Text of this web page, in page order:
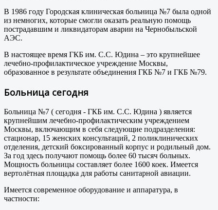
В 1986 году Городская клиническая больница №7 была одной
из немногих, которые смогли оказать реальную помощь
пострадавшим и ликвидаторам аварии на Чернобыльской
АЭС.
В настоящее время ГКБ им. С.С. Юдина – это крупнейшее
лечебно-профилактическое учреждение Москвы,
образованное в результате объединения ГКБ №7 и ГКБ №79.
Больница сегодня
Больница №7 ( сегодня - ГКБ им. С.С. Юдина ) является
крупнейшим лечебно-профилактическим учреждением
Москвы, включающим в себя следующие подразделения:
стационар, 15 женских консультаций, 2 поликлинических
отделения, детский боксированный корпус и родильный дом.
За год здесь получают помощь более 60 тысяч больных.
Мощность больницы составляет более 1600 коек. Имеется
вертолётная площадка для работы санитарной авиации.
Имеется современное оборудование и аппаратура, в
частности: